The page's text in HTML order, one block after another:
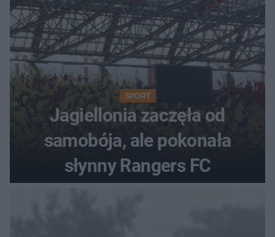
SPORT
Jagiellonia zaczęła od
samobója, ale pokonała
słynny Rangers FC